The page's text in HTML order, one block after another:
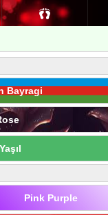
Bayragi
Pink Purple